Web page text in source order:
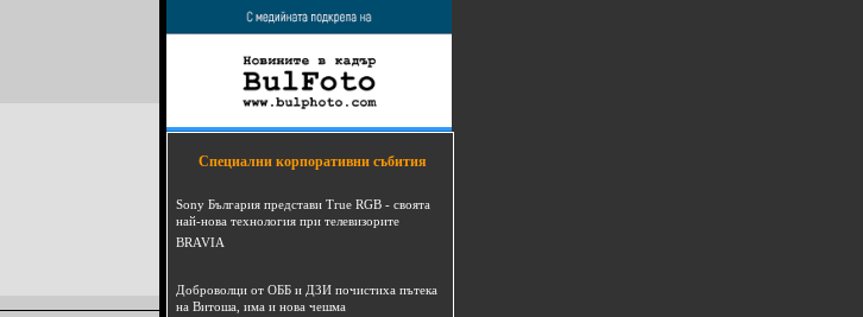
Специални корпоративни събития
Sony България представи True RGB - своята
най-нова технология при телевизорите
BRAVIA
Доброволци от ОББ и ДЗИ почистиха пътека
на Витоша, има и нова чешма